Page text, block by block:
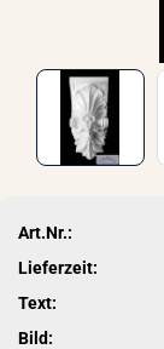
Art.Nr.:
Lieferzeit:
Text:
Bild: